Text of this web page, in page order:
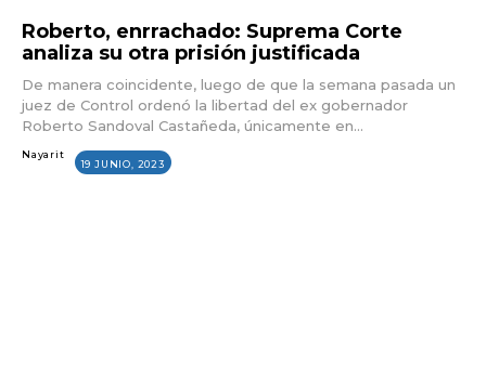
Roberto, enrrachado: Suprema Corte
analiza su otra prisión justificada
De manera coincidente, luego de que la semana pasada un
juez de Control ordenó la libertad del ex gobernador
Roberto Sandoval Castañeda, únicamente en...
Nayarit
19 JUNIO, 2023